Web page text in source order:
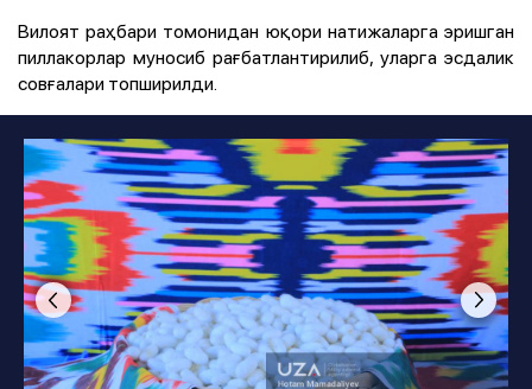
Вилоят раҳбари томонидан юқори натижаларга эришган
пиллакорлар муносиб рағбатлантирилиб, уларга эсдалик
совғалари топширилди.